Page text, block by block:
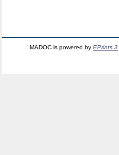
MADOC is powered byEPrints 3